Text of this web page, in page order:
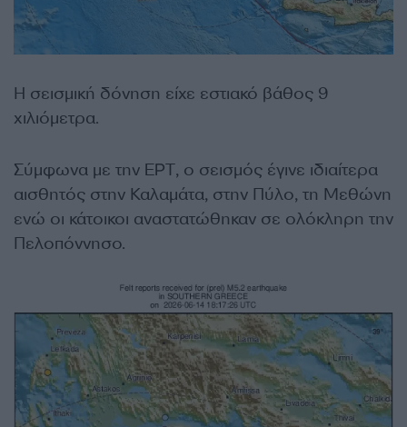
Η σεισμική δόνηση είχε εστιακό βάθος 9
χιλιόμετρα.
Σύμφωνα με την ΕΡΤ, ο σεισμός έγινε ιδιαίτερα
αισθητός στην Καλαμάτα, στην Πύλο, τη Μεθώνη
ενώ οι κάτοικοι αναστατώθηκαν σε ολόκληρη την
Πελοπόννησο.